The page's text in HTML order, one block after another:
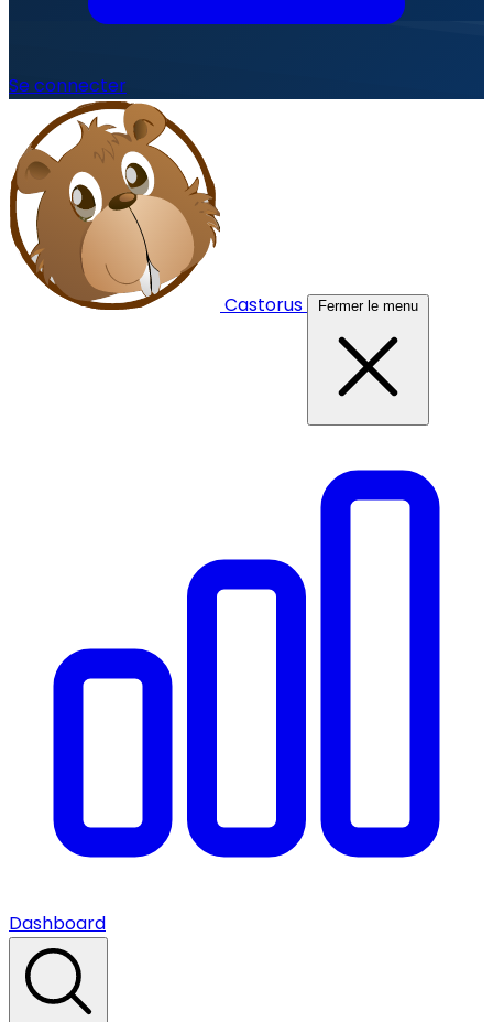
Se connecter
Castorus Fermer le menu
Dashboard